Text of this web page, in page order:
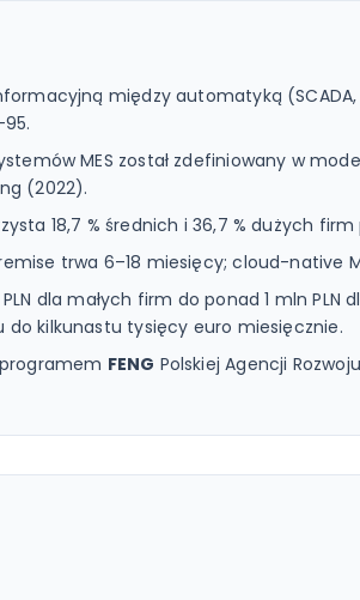
między automatyką
MES został zdefiniowany w
(2022).
18,7 % średnich i 36,7 % dużych
trwa 6–18 miesięcy; cloud-native
dla małych firm do ponad 1 mln
do kilkunastu tysięcy euro miesięcznie.
FENG Polskiej Agencji